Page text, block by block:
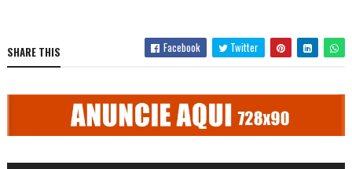
SHARE THIS Facebook Twitter